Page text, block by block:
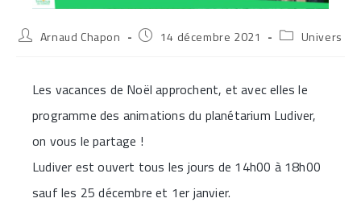
Auteur/autrice
Arnaud Chapon
Publication
14 décembre 2021
PostUnivers
Les vacances de Noël approchent, et avec elles le
programme des animations du planétarium Ludiver,
on vous le partage !
Ludiver est ouvert tous les jours de 14h00 à 18h00
sauf les 25 décembre et 1er janvier.